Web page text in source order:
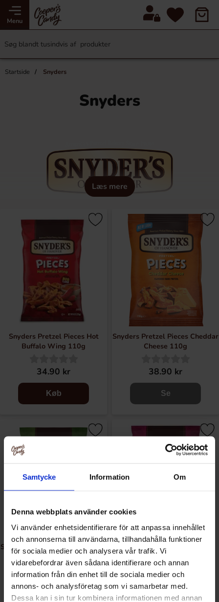
Samtycke Information Om
Denna webbplats använder cookies
Vi använder enhetsidentifierare för att anpassa innehållet
och annonserna till användarna, tillhandahålla funktioner
för sociala medier och analysera vår trafik. Vi
vidarebefordrar även sådana identifierare och annan
information från din enhet till de sociala medier och
annons- och analysföretag som vi samarbetar med.
Dessa kan i sin tur kombinera informationen med annan
Menu
Startside Snyders
Snyders
Læs mere
Snyders Pretzel Pieces Hot
Buffalo Wing 110g
34.90 kr
Køb
Snyders Pretzel Pieces Cheddar
Cheese 110g
38.90 kr
Se
Snyders Pretzel Pieces Jalapeno
110g
38.90 kr
Snyders Pretzel Pieces Honey,
Mustard & Onion 110g
38.90 kr